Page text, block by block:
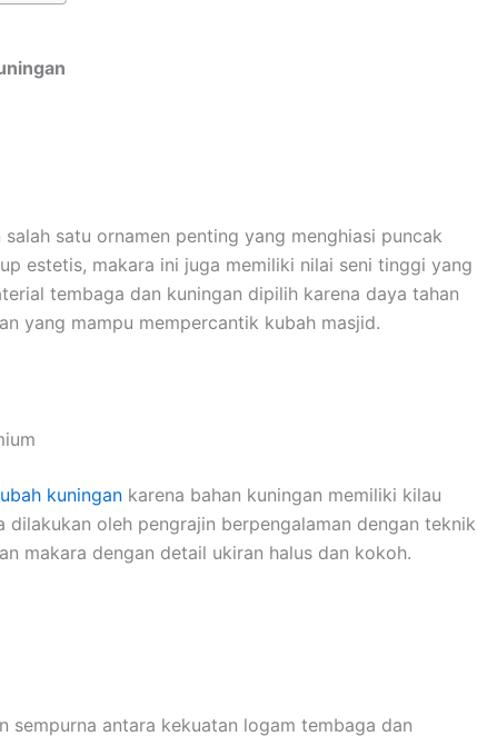
salah satu ornamen penting yang menghiasi puncak
estetis, makara ini juga memiliki nilai seni tinggi yang
tembaga dan kuningan dipilih karena daya tahan
yang mampu mempercantik kubah masjid.
kuningan karena bahan kuningan memiliki kilau
dilakukan oleh pengrajin berpengalaman dengan teknik
makara dengan detail ukiran halus dan kokoh.
sempurna antara kekuatan logam tembaga dan